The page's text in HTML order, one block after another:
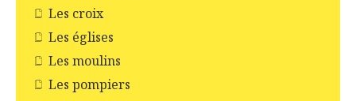
Les croix
Les églises
Les moulins
Les pompiers